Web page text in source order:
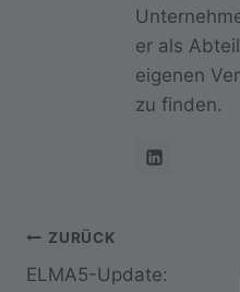
er als
eigenen
zu finden.
ZURÜCK
ELMA5-Update: